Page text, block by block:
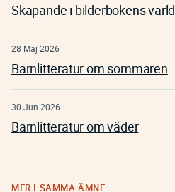
Skapande i bilderbokens värld
28 Maj 2026
Barnlitteratur om sommaren
30 Jun 2026
Barnlitteratur om väder
MER I SAMMA ÄMNE